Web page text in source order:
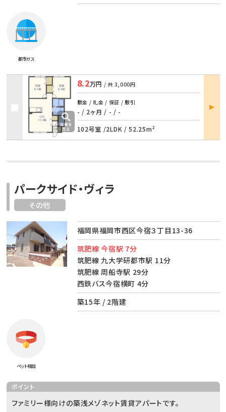
都市ガス
8.2万円 / 共 3,000円
敷金 / 礼金 / 保証 / 敷引
- / 2ヶ月 / - / -
102号室 /2LDK /52.25m²
部屋
詳細
その他
パークサイド・ヴィラ
福岡県福岡市西区今宿３丁目13-36
筑肥線 今宿駅 7分
筑肥線 九大学研都市駅 11分
筑肥線 周船寺駅 29分
西鉄バス今宿横町 4分
築15年 / 2階建
ペット相談
ポイント
ファミリー様向けの築浅メゾネット賃貸アパートです。